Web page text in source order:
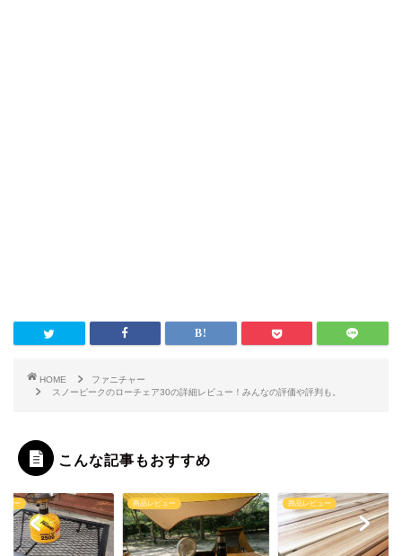
HOME
ファニチャー
スノーピークのローチェア30の詳細レビュー！みんなの評価や評判も。
こんな記事もおすすめ
ビュー 商品レビュー 椅子、テーブル